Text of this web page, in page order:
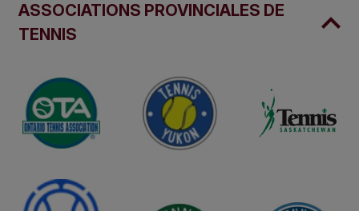
ASSOCIATIONS PROVINCIALES DE
TENNIS